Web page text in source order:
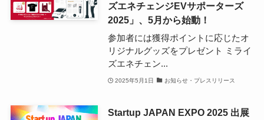
ズエネチェンジEVサポーターズ
2025」、5月から始動！
参加者には獲得ポイントに応じたオ
リジナルグッズをプレゼント ミライ
ズエネチェン...
2025年5月1日 お知らせ・プレスリリース
Startup JAPAN EXPO 2025 出展